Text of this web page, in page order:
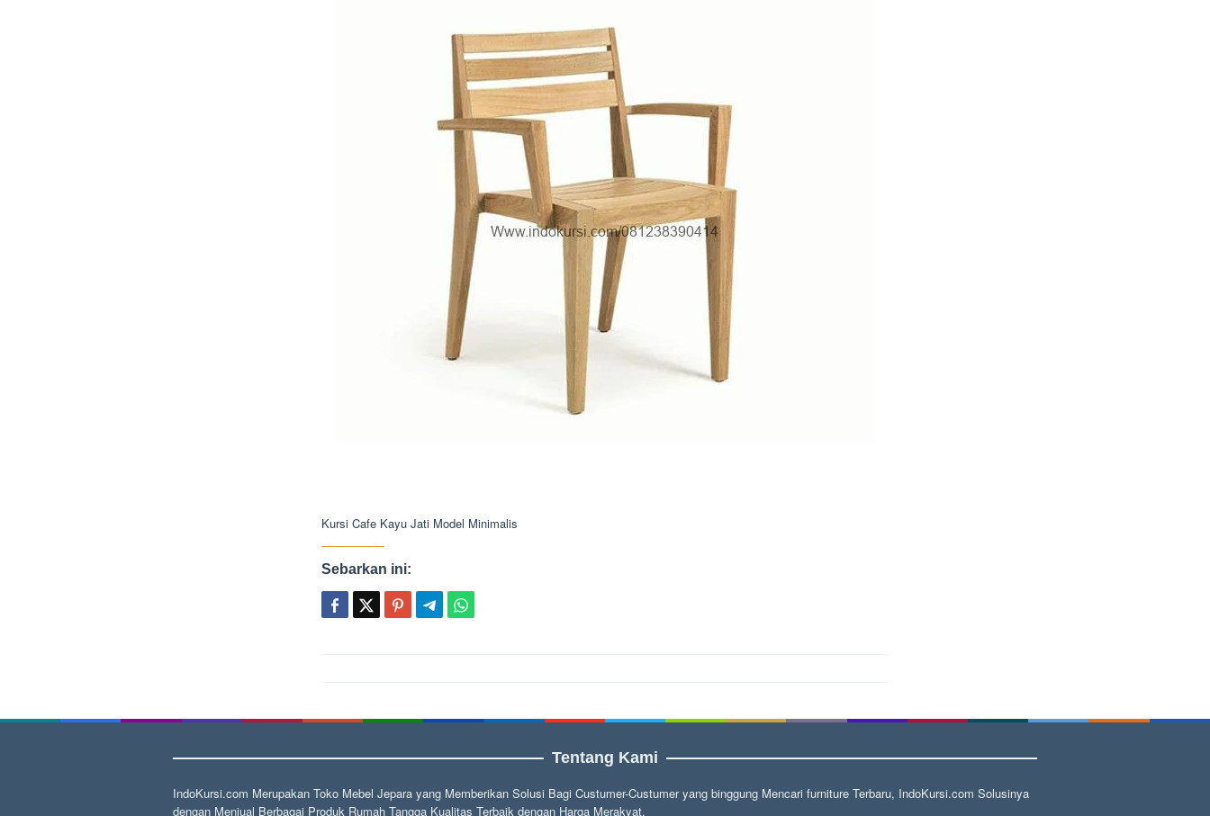
Kursi Cafe Kayu Jati Model Minimalis
Sebarkan ini:
Tentang Kami
IndoKursi.com Merupakan Toko Mebel Jepara yang Memberikan Solusi Bagi Custumer-Custumer yang binggung Mencari furniture Terbaru, IndoKursi.com Solusinya
dengan Menjual Berbagai Produk Rumah Tangga Kualitas Terbaik dengan Harga Merakyat.